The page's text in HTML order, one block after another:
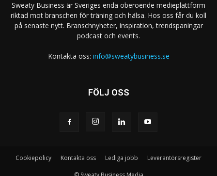
Sweaty Business är Sveriges enda oberoende medieplattform
riktad mot branschen för träning och hälsa. Hos oss får du koll
på senaste nytt. Branschnyheter, inspiration, trendspaningar
podcast och events.
Kontakta oss: info@sweatybusiness.se
FÖLJ OSS
Cookiepolicy Kontakta oss Lediga jobb Leverantörsregister